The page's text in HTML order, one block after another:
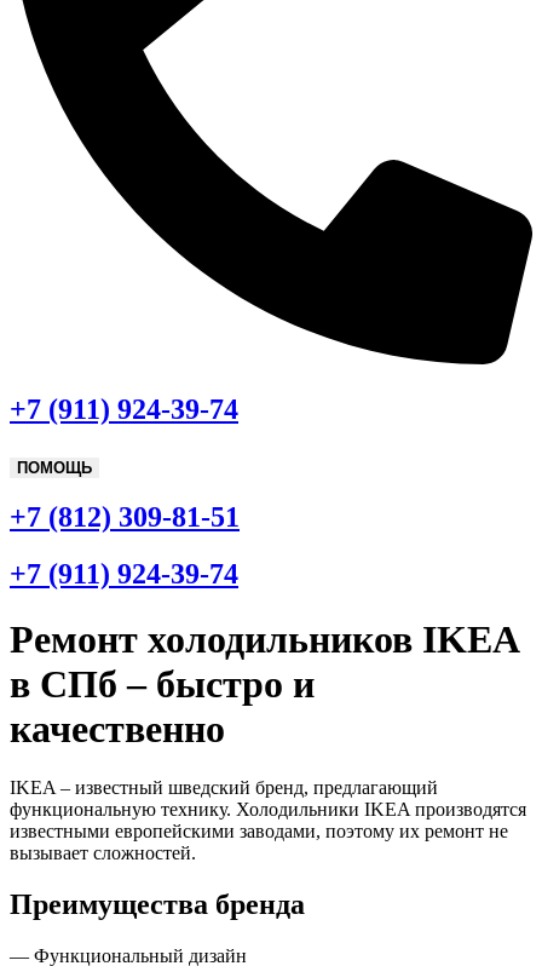
+7 (911) 924-39-74
ПОМОЩЬ
+7 (812) 309-81-51
+7 (911) 924-39-74
Ремонт холодильников IKEA
в СПб – быстро и
качественно
IKEA – известный шведский бренд, предлагающий
функциональную технику. Холодильники IKEA производятся
известными европейскими заводами, поэтому их ремонт не
вызывает сложностей.
Преимущества бренда
— Функциональный дизайн